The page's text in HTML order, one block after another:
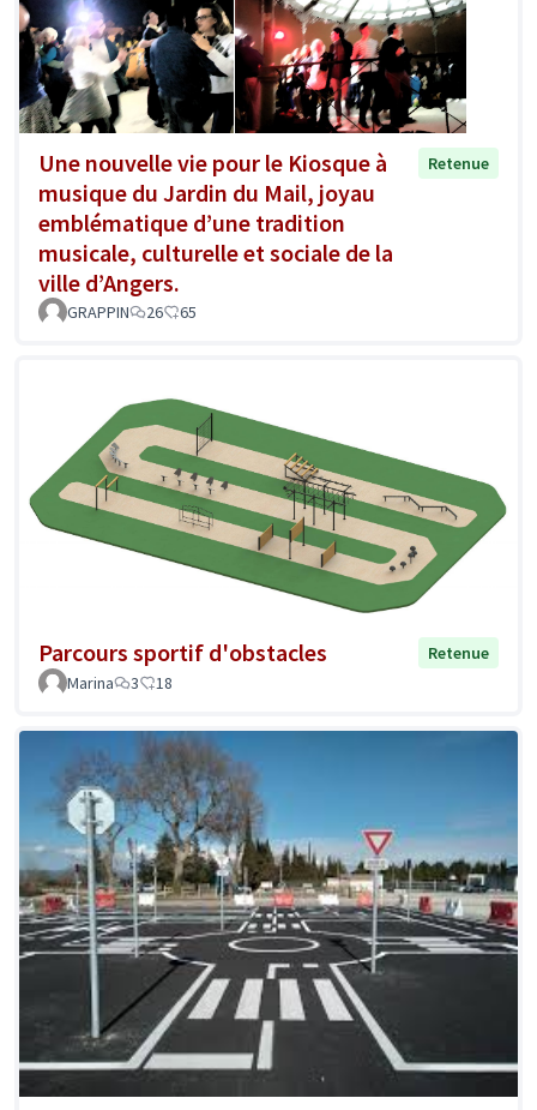
Une nouvelle vie pour le Kiosque à
musique du Jardin du Mail, joyau
emblématique d’une tradition
musicale, culturelle et sociale de la
ville d’Angers.
Retenue
GRAPPIN 26 65
Parcours sportif d'obstacles
Retenue
Marina
3 18